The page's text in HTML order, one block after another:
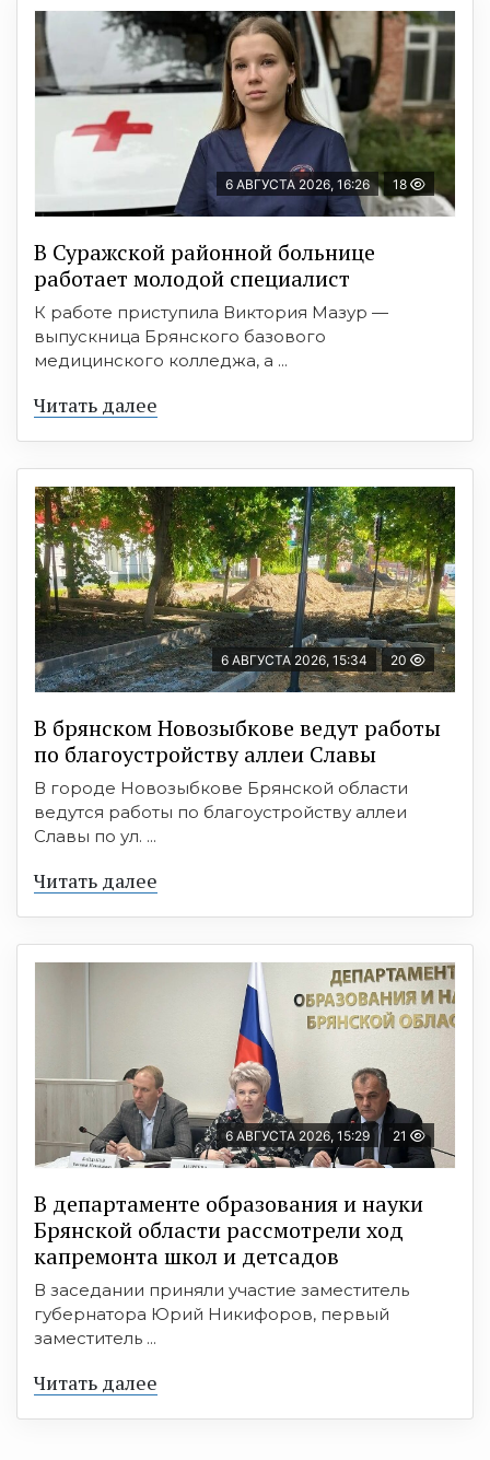
6 АВГУСТА 2026, 16:26 18
В Суражской районной больнице
работает молодой специалист
К работе приступила Виктория Мазур —
выпускница Брянского базового
медицинского колледжа, а ...
Читать далее
6 АВГУСТА 2026, 15:34 20
В брянском Новозыбкове ведут работы
по благоустройству аллеи Славы
В городе Новозыбкове Брянской области
ведутся работы по благоустройству аллеи
Славы по ул. ...
Читать далее
6 АВГУСТА 2026, 15:29 21
В департаменте образования и науки
Брянской области рассмотрели ход
капремонта школ и детсадов
В заседании приняли участие заместитель
губернатора Юрий Никифоров, первый
заместитель ...
Читать далее